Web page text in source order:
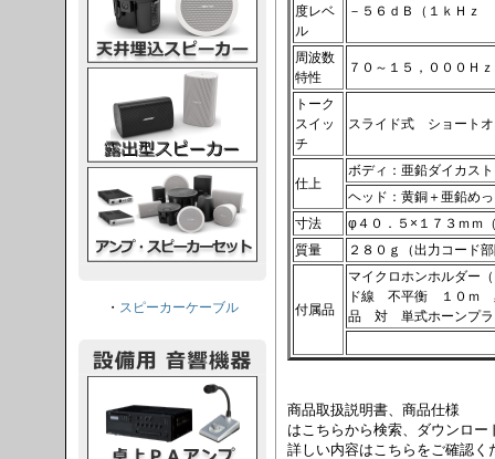
度レベ
ル
－５６ｄＢ（１ｋＨｚ
周波数
特性
７０～１５，０００Ｈｚ
トーク
スイッ
チ
スライド式 ショート
仕上
ボディ：亜鉛ダイカ
ヘッド：黄銅＋亜鉛め
寸法
φ４０．５×１７３ｍｍ
質量
２８０ｇ（出力コード
付属品
マイクロホンホルダー
ド線 不平衡 １０ｍ
品 対 単式ホーンプ
商品取扱説明書、商品仕様
はこちらから検索、ダウンロー
詳しい内容はこちらをご確認く
・ スピーカーケーブル